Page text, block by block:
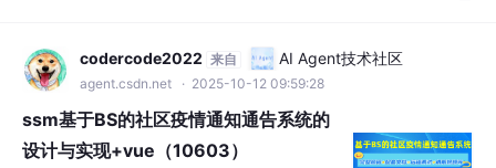
末联系方式。 （注：已去除重复提示语并压缩
至99字）
codercode2022 来自 AI Agent技术社区
agent.csdn.net · 2025-10-12 09:59:28
ssm基于BS的社区疫情通知通告系统的
设计与实现+vue（10603）